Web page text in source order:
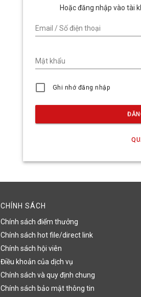
Hoặc đăng nhập vào tài
Email / Số điện thoại
Mật khẩu
Ghi nhớ đăng nhập
CHÍNH SÁCH
Chính sách điểm thưởng
Chính sách hot file/direct link
Chính sách hội viên
Điều khoản của dịch vụ
Chính sách và quy định chung
Chính sách bảo mật thông tin